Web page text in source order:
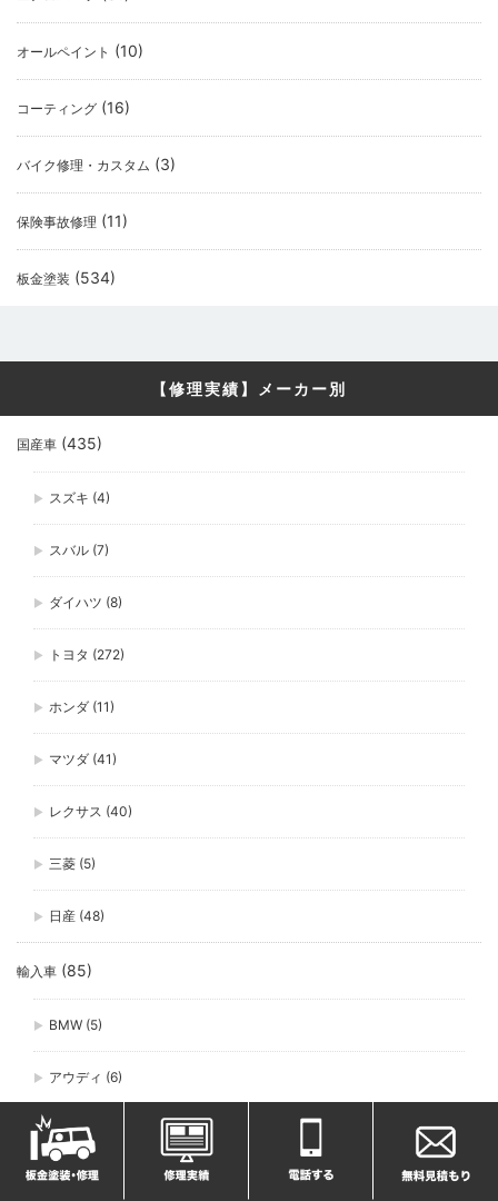
オールペイント (10)
コーティング (16)
バイク修理・カスタム (3)
保険事故修理 (11)
板金塗装 (534)
【修理実績】メーカー別
国産車 (435)
スズキ (4)
スバル (7)
ダイハツ (8)
トヨタ (272)
ホンダ (11)
マツダ (41)
レクサス (40)
三菱 (5)
日産 (48)
輸入車 (85)
BMW (5)
アウディ (6)
アルファロメオ
キャデラック